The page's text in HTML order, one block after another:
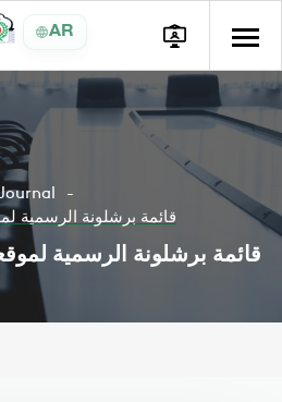
AR
قائمة برشلونة الرسمية
قائمة برشلونة الرسمية